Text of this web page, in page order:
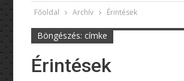
Főoldal Archív Érintések
Böngészés: címke
Érintések